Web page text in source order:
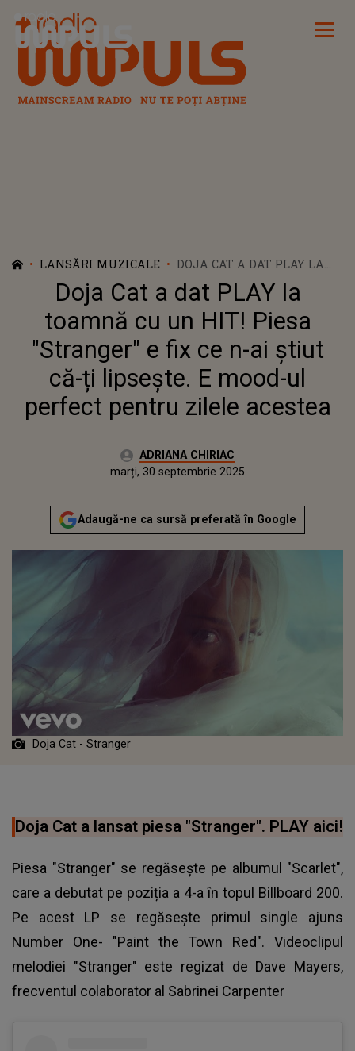
Radio Impuls
LANSĂRI MUZICALE
DOJA CAT A DAT PLAY LA
TOAMNĂ CU UN HIT! PIESA
"STRANGER" E FIX CE N-AI
ȘTIUT CĂ-ȚI LIPSEȘTE. E
MOOD-UL PERFECT PENTRU
ZILELE ACESTEA
Doja Cat a dat PLAY la
toamnă cu un HIT! Piesa
"Stranger" e fix ce n-ai știut
că-ți lipsește. E mood-ul
perfect pentru zilele acestea
Autor:ADRIANA CHIRIAC
marți, 30 septembrie 2025
Actualizat:
marți, 30 septembrie 2025
Adaugă-ne ca sursă preferată în Google
Doja Cat - Stranger
Doja Cat a lansat piesa "Stranger". PLAY aici!
Piesa "Stranger" se regăsește pe albumul "Scarlet",
care a debutat pe poziția a 4-a în topul Billboard 200.
Pe acest LP se regăsește primul single ajuns
Number One- "Paint the Town Red". Videoclipul
melodiei "Stranger" este regizat de Dave Mayers,
frecventul colaborator al Sabrinei Carpenter